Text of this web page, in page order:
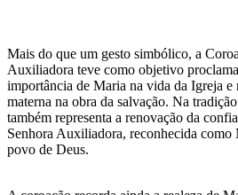
Mais do que um gesto simbólico, a
Auxiliadora teve como objetivo
importância de Maria na vida da Igreja e
materna na obra da salvação. Na
também representa a renovação da
Senhora Auxiliadora, reconhecida como
povo de Deus.